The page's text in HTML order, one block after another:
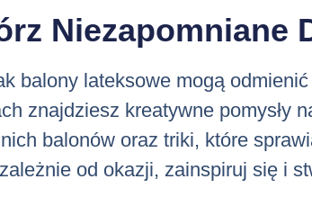
Niezapomniane
balony lateksowe mogą
znajdziesz kreatywne pomysły
balonów oraz triki, które
od okazji, zainspiruj się i